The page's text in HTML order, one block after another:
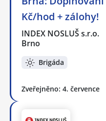
Kč/hod + zálohy!
INDEX NOSLUŠ s.r.o.
Brno
Brigáda
Zveřejněno: 4. července